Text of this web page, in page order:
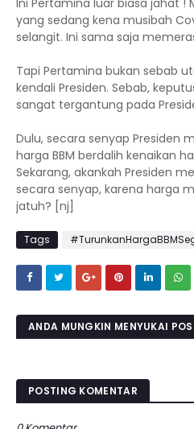
Ini Pertamina luar biasa jahat !
yang sedang kena musibah
selangit. Ini sama saja
Tapi Pertamina bukan sebab
kendali Presiden. Sebab,
sangat tergantung pada
Dulu, secara senyap Presiden
harga BBM berdalih kenaikan
Sekarang, akankah Presiden
secara senyap, karena harga
jatuh? [nj]
Tags
ANDA MUNGKIN MENYUKAI
POSTING KOMENTAR